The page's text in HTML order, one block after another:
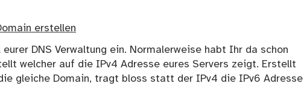
erstellen
DNS Verwaltung ein. Normalerweise habt Ihr da schon
welcher auf die IPv4 Adresse eures Servers zeigt. Erstellt
gleiche Domain, tragt bloss statt der IPv4 die IPv6 Adresse